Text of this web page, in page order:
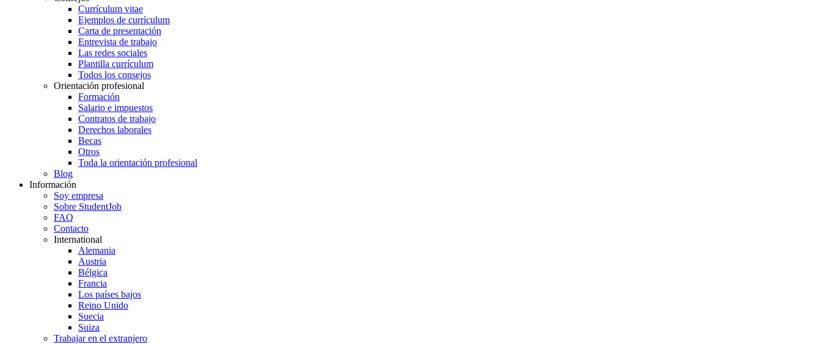
Currículum vitae
Ejemplos de currículum
Carta de presentación
Entrevista de trabajo
Las redes sociales
Plantilla currículum
Todos los consejos
Orientación profesional
Formación
Salario e impuestos
Contratos de trabajo
Derechos laborales
Becas
Otros
Toda la orientación profesional
Blog
Información
Soy empresa
Sobre StudentJob
FAQ
Contacto
International
Alemania
Austria
Bélgica
Francia
Los países bajos
Reino Unido
Suecia
Suiza
Trabajar en el extranjero